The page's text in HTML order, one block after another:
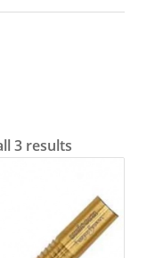
3 results
75 €